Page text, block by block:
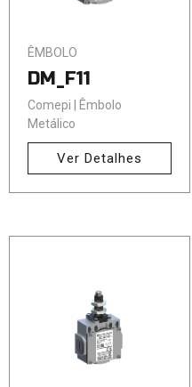
ÊMBOLO
DM_F11
Comepi | Êmbolo
Metálico
Ver Detalhes